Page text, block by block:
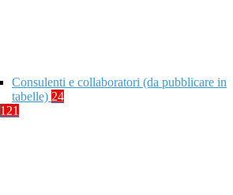
Consulenti e collaboratori (da pubblicare in
tabelle) 24
121